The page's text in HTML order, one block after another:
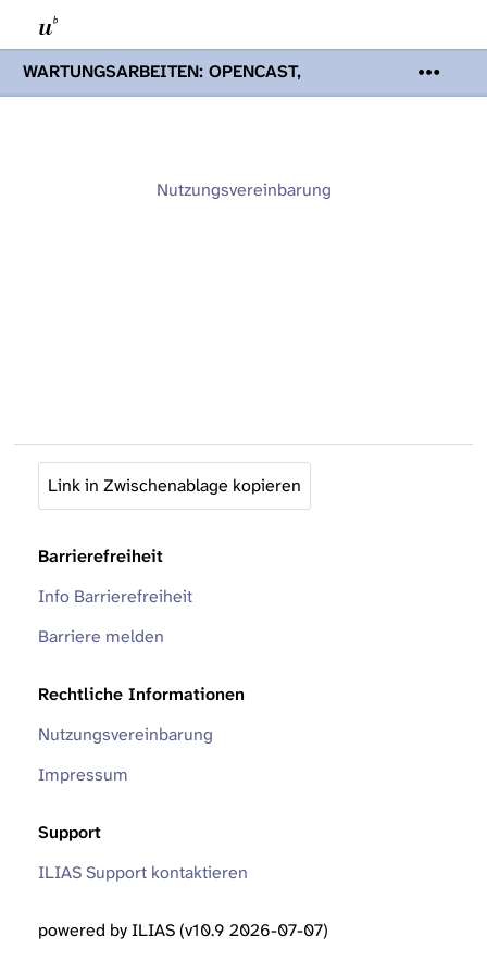
WARTUNGSARBEITEN: OPENCAST,
PODCASTS & TOBIRA
Mi 19. August
Opencast-Videos und Tobira nicht zur
Nutzungsvereinbarung
Link in Zwischenablage kopieren
Barrierefreiheit
Info Barrierefreiheit
Barriere melden
Rechtliche Informationen
Nutzungsvereinbarung
Impressum
Support
ILIAS Support kontaktieren
powered by ILIAS (v10.9 2026-07-07)